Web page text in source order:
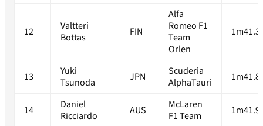
12
Valtteri
Bottas
FIN
Alfa
Romeo F1
Team
Orlen
13
Yuki
Tsunoda
JPN
Scuderia
AlphaTauri
14
Daniel
Ricciardo
AUS
McLaren
F1 Team